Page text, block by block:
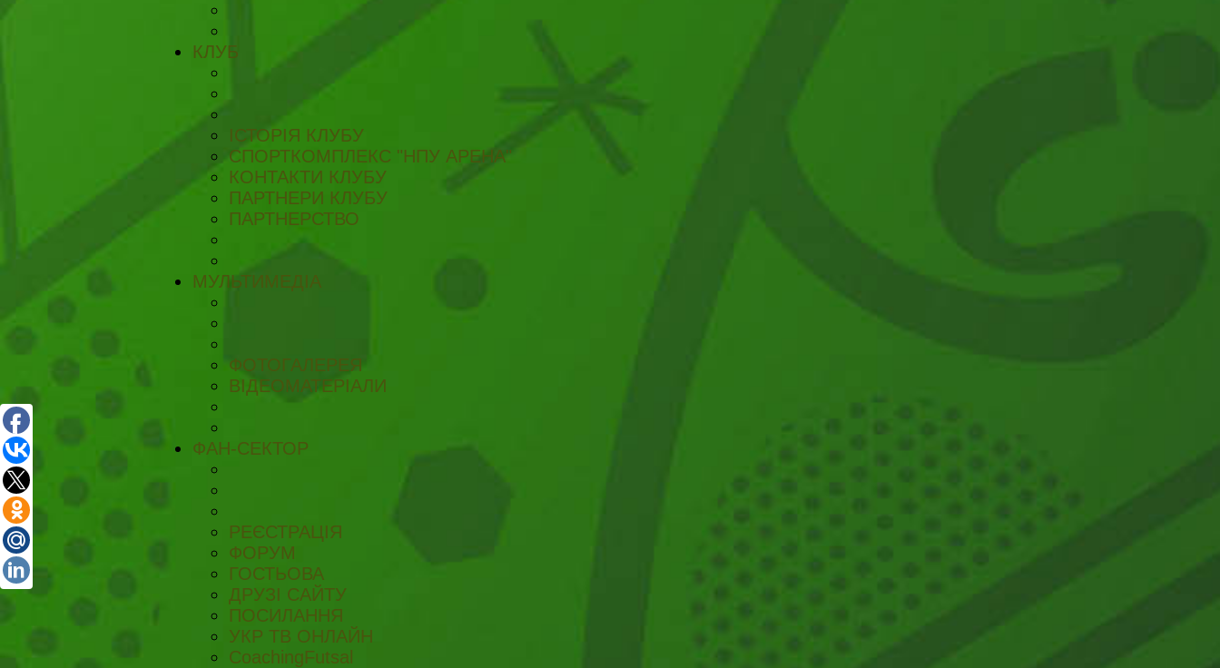
КЛУБ
ІСТОРІЯ КЛУБУ
СПОРТКОМПЛЕКС "НПУ АРЕНА"
КОНТАКТИ КЛУБУ
ПАРТНЕРИ КЛУБУ
ПАРТНЕРСТВО
МУЛЬТИМЕДІА
ФОТОГАЛЕРЕЯ
ВІДЕОМАТЕРІАЛИ
ФАН-СЕКТОР
РЕЄСТРАЦІЯ
ФОРУМ
ГОСТЬОВА
ДРУЗІ САЙТУ
ПОСИЛАННЯ
УКР ТВ ОНЛАЙН
CoachingFutsal